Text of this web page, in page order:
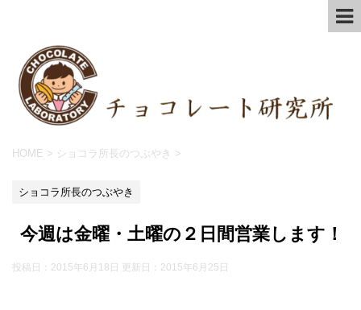
HOME > ショコラ所長のつぶやき >
ショコラ所長のつぶやき
今週は金曜・土曜の２日間営業します！
投稿日：2015年6月18日 更新日： 2015年6月25日